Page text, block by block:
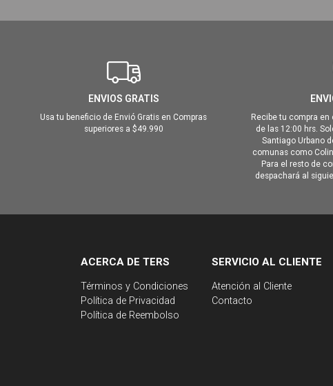
ENVIOS GRATIS
Usa tu beneficio de Envió Gratis en Compras
superiores a $49.990
Recibe tu compra
de las 12:00 hrs.
Santiago Urbano
comunas como
Para el resto de
despachará al
ACERCA DE TERS
Términos y Condiciones
Política de Privacidad
Política de Reembolso
SERVICIO AL CLIENTE
Atención al Cliente
Contacto